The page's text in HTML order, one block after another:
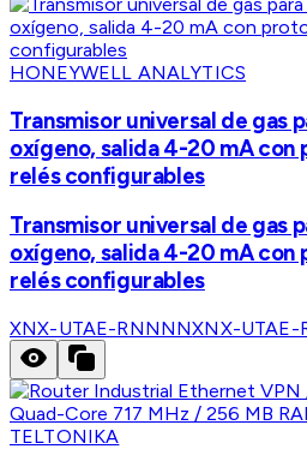
HONEYWELL ANALYTICS
Transmisor universal de gas
oxígeno, salida 4-20 mA con
relés configurables
Transmisor universal de gas
oxígeno, salida 4-20 mA con
relés configurables
XNX-UTAE-RNNNNXNX-UTAE-
TELTONIKA